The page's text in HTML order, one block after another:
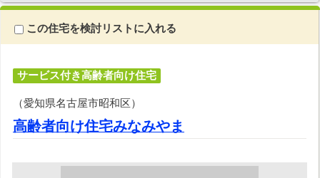
この住宅を検討リストに入れる
サービス付き高齢者向け住宅
（愛知県名古屋市昭和区）
高齢者向け住宅みなみやま